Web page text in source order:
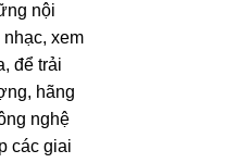
nội
xem
để trải
hãng
nghệ
các giai